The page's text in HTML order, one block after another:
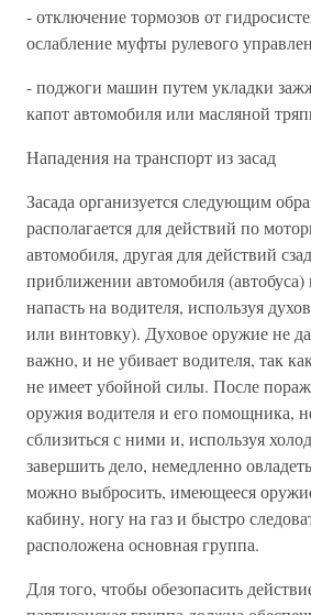
- отключение тормозов от
ослабление муфты рулевого
- поджоги машин путем укладки
капот автомобиля или масляной
Нападения на транспорт из засад
Засада организуется следующим
располагается для действий по
автомобиля, другая для действий
приближении автомобиля
напасть на водителя, используя
или винтовку). Духовое оружие не
важно, и не убивает водителя, так
не имеет убойной силы. После
оружия водителя и его помощника,
сблизиться с ними и, используя
завершить дело, немедленно
можно выбросить, имеющееся
кабину, ногу на газ и быстро
расположена основная группа.
Для того, чтобы обезопасить